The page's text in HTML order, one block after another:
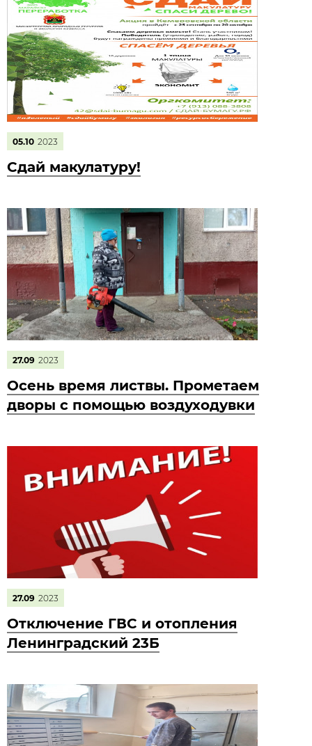
05.10 2023
Сдай макулатуру!
27.09 2023
Осень время листвы. Прометаем
дворы с помощью воздуходувки
27.09 2023
Отключение ГВС и отопления
Ленинградский 23Б